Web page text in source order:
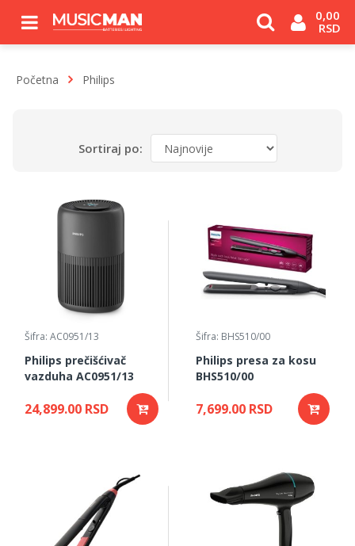
0,00
RSD
Početna Philips
Sortiraj po:
Šifra: AC0951/13
Philips prečišćivač
vazduha AC0951/13
24,899.00 RSD
Šifra: BHS510/00
Philips presa za kosu
BHS510/00
7,699.00 RSD